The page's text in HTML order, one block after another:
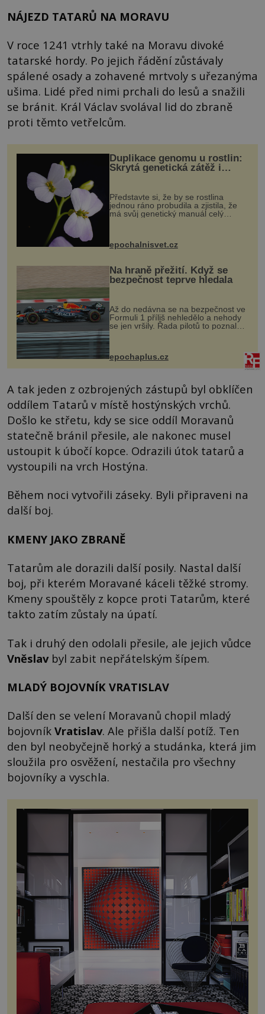
NÁJEZD TATARŮ NA MORAVU
V roce 1241 vtrhly také na Moravu divoké
tatarské hordy. Po jejich řádění zůstávaly
spálené osady a zohavené mrtvoly s uřezanýma
ušima. Lidé před nimi prchali do lesů a snažili
se bránit. Král Václav svolával lid do zbraně
proti těmto vetřelcům.
Duplikace genomu u rostlin:
Skrytá genetická zátěž i
Představte si, že by se rostlina
jednou ráno probudila a zjistila, že
má svůj genetický manuál celý
vstupenka...
epochalnisvet.cz
Na hraně přežití. Když se
bezpečnost teprve hledala
Až do nedávna se na bezpečnost ve
Formuli 1 příliš nehledělo a nehody
se jen vršily. Řada pilotů to poznala
na vlastní kůži, často s trvalými
následky nebo bohužel i ztrátou
života. Dnes nepochopiteln...
epochaplus.cz
A tak jeden z ozbrojených zástupů byl obklíčen
oddílem Tatarů v místě hostýnských vrchů.
Došlo ke střetu, kdy se sice oddíl Moravanů
statečně bránil přesile, ale nakonec musel
ustoupit k úbočí kopce. Odrazili útok tatarů a
vystoupili na vrch Hostýna.
Během noci vytvořili záseky. Byli připraveni na
další boj.
KMENY JAKO ZBRANĚ
Tatarům ale dorazili další posily. Nastal další
boj, při kterém Moravané káceli těžké stromy.
Kmeny spouštěly z kopce proti Tatarům, které
takto zatím zůstaly na úpatí.
Tak i druhý den odolali přesile, ale jejich vůdce
Vněslavbyl zabit nepřátelským šípem.
MLADÝ BOJOVNÍK VRATISLAV
Další den se velení Moravanů chopil mladý
bojovník Vratislav. Ale přišla další potíž. Ten
den byl neobyčejně horký a studánka, která jim
sloužila pro osvěžení, nestačila pro všechny
bojovníky a vyschla.